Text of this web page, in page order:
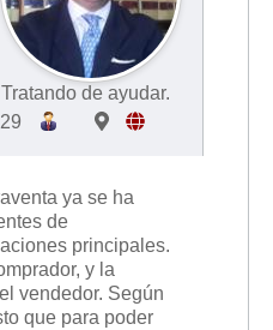
Tratando de ayudar.
ya se ha
de
principales.
y la
vendedor. Según
que para poder